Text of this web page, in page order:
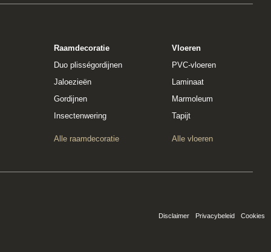
Raamdecoratie
Duo plisségordijnen
Jaloezieën
Gordijnen
Insectenwering
Alle raamdecoratie
Vloeren
PVC-vloeren
Laminaat
Marmoleum
Tapijt
Alle vloeren
Disclaimer Privacybeleid Cookies